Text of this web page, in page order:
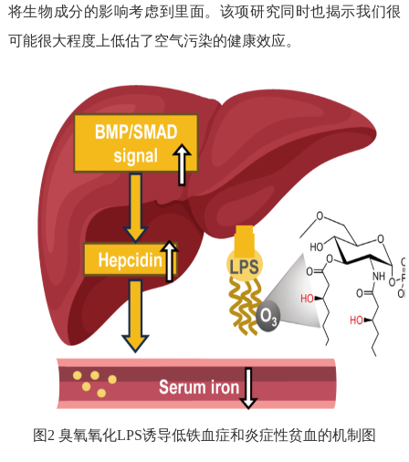
将生物成分的影响考虑到里面。 该项研究同时也揭示我们很
可能很大程度上低估了空气污染的健康效应。
图 2 臭氧氧化LPS诱导低铁血症和炎症性贫血的机制图